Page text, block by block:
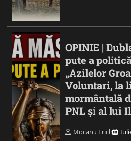
OPINIE |
pute a
„Azilelor
Voluntari, la
mormântală
PNL și al lui
Mocanu Erich